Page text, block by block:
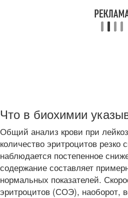
Что в биохимии
Общий анализ крови при
количество эритроцитов резко
наблюдается постепенное
содержание составляет
нормальных показателей.
эритроцитов (СОЭ), наоборот,